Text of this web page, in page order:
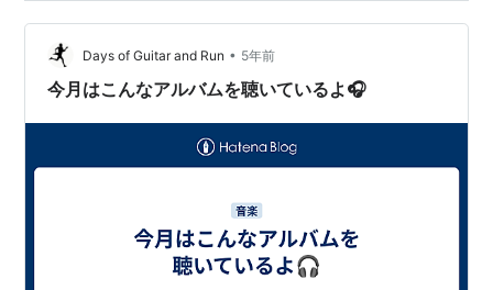
Days of Guitar and Run • 5年前
今月はこんなアルバムを聴いているよ🎧